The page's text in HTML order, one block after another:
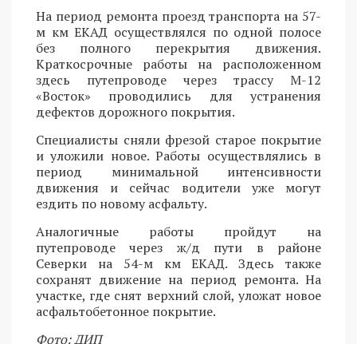
На период ремонта проезд транспорта на 57-
м км ЕКАД осуществлялся по одной полосе
без полного перекрытия движения.
Краткосрочные работы на расположенном
здесь путепроводе через трассу М-12
«Восток» проводились для устранения
дефектов дорожного покрытия.
Специалисты сняли фрезой старое покрытие
и уложили новое. Работы осуществлялись в
период минимальной интенсивности
движения и сейчас водители уже могут
ездить по новому асфальту.
Аналогичные работы пройдут на
путепроводе через ж/д пути в районе
Северки на 54-м км ЕКАД. Здесь также
сохранят движение на период ремонта. На
участке, где снят верхний слой, уложат новое
асфальтобетонное покрытие.
Фото: ДИП